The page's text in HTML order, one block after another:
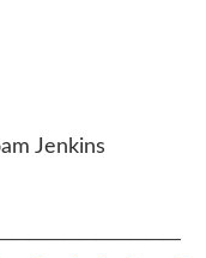
Jenkins